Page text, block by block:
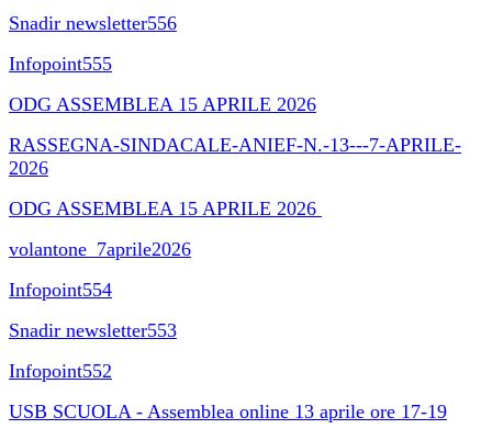
Snadir newsletter556
Infopoint555
ODG ASSEMBLEA 15 APRILE 2026
RASSEGNA-SINDACALE-ANIEF-N.-13---7-APRILE-
2026
ODG ASSEMBLEA 15 APRILE 2026
volantone_7aprile2026
Infopoint554
Snadir newsletter553
Infopoint552
USB SCUOLA - Assemblea online 13 aprile ore 17-19